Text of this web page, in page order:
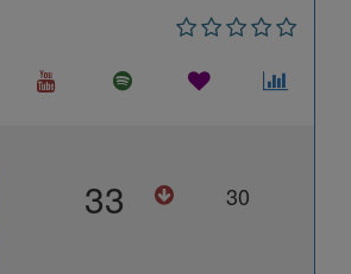
33 30